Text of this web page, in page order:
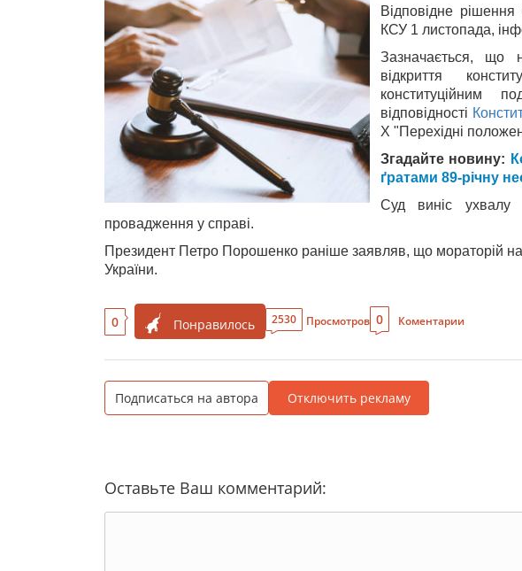
Відповідне
КСУ 1 листопада,
Зазначається, що
відкриття
конституційним
відповідності
Х "Перехідні
Згадайте новину:
ґратами 89-річну
Суд виніс ухвалу
провадження у справі.
Президент Петро Порошенко раніше заявляв, що мораторій
України.
0 Понравилось 2530 Просмотров 0 Коментарии
Подписаться на автора Отключить рекламу
Оставьте Ваш комментарий: